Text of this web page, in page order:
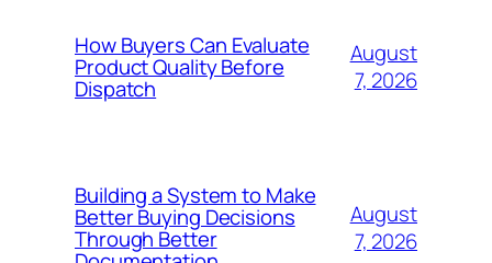
How Buyers Can Evaluate
Product Quality Before
Dispatch
August
7, 2026
Building a System to Make
Better Buying Decisions
Through Better
August
7, 2026